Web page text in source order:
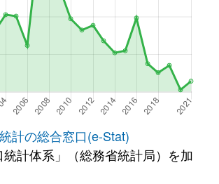
計の総合窓口(e-Stat)
統計体系」（総務省統計局）を加